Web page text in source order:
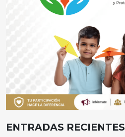
ENTRADAS RECIENTES